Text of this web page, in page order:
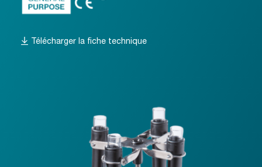
Téléchargements
Télécharger la fiche technique